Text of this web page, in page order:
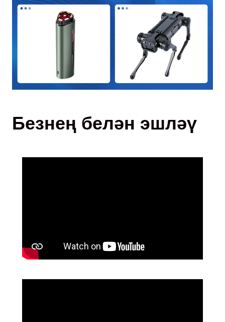
Безнең белән эшләү